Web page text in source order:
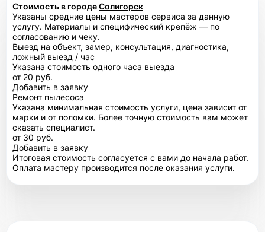
Стоимость в городеСолигорск
Указаны средние цены мастеров сервиса за данную
услугу. Материалы и специфический крепёж — по
согласованию и чеку.
Выезд на объект, замер, консультация, диагностика,
ложный выезд / час
Указана стоимость одного часа выезда
от 20 руб.
Добавить в заявку
Ремонт пылесоса
Указана минимальная стоимость услуги, цена зависит от
марки и от поломки. Более точную стоимость вам может
сказать специалист.
от 30 руб.
Добавить в заявку
Итоговая стоимость согласуется с вами до начала работ.
Оплата мастеру производится после оказания услуги.